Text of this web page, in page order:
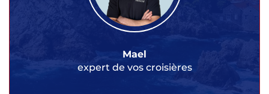
Mael
expert de vos croisières